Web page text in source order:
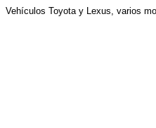
Vehículos Toyota y Lexus, varios